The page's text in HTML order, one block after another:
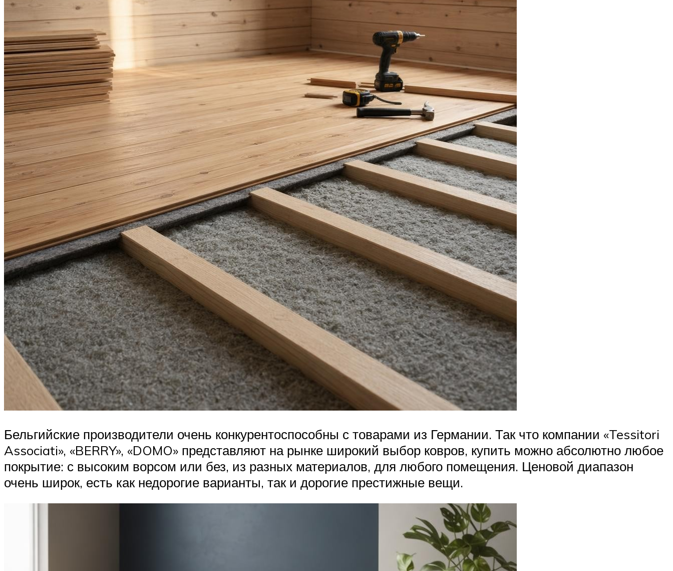
Бельгийские производители очень конкурентоспособны с товарами из Германии. Так что компании «Tessitori
Associati», «BERRY», «DOMO» представляют на рынке широкий выбор ковров, купить можно абсолютно любое
покрытие: с высоким ворсом или без, из разных материалов, для любого помещения. Ценовой диапазон
очень широк, есть как недорогие варианты, так и дорогие престижные вещи.